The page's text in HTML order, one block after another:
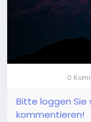
0
Bitte loggen Sie
kommentieren!